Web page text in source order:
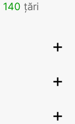
140 țări